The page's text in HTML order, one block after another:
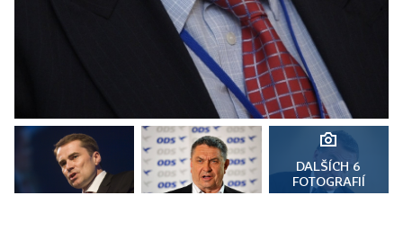
DALŠÍCH 6
FOTOGRAFIÍ